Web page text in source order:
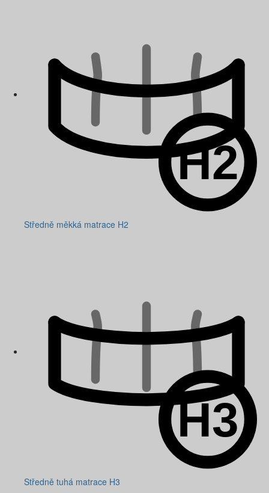
Středně měkká matrace H2
Středně tuhá matrace H3